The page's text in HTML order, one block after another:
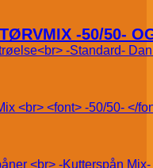
-50/50-